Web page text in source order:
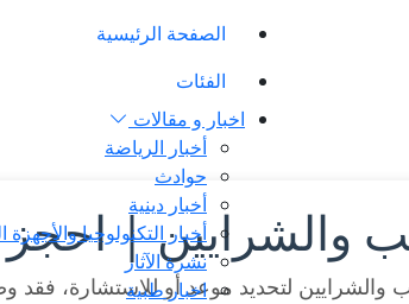
الصفحة الرئيسية
الفئات
اخبار و مقالات
أخبار الرياضة
حوادث
أخبار دينية
أخبار التكنولوجيا والأجهزة
نشرة الآثار
اخبار طبية
والشرايين |
لتحديد موعد أو للاستشارة،